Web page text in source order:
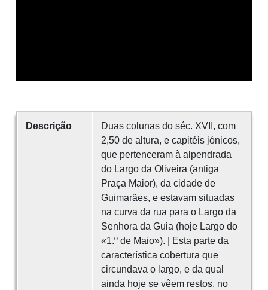
Descrição
Duas colunas do séc. XVII, com
2,50 de altura, e capitéis jónicos,
que pertenceram à alpendrada
do Largo da Oliveira (antiga
Praça Maior), da cidade de
Guimarães, e estavam situadas
na curva da rua para o Largo da
Senhora da Guia (hoje Largo do
«1.º de Maio»). | Esta parte da
característica cobertura que
circundava o largo, e da qual
ainda hoje se vêem restos, no